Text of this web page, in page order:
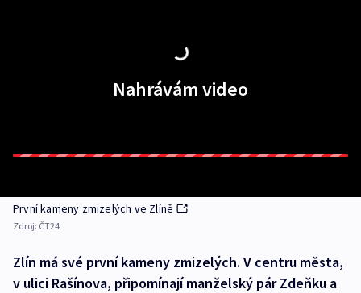
Nahrávám video
První kameny zmizelých ve Zlíně
Zdroj: ČT24
Zlín má své první kameny zmizelých. V centru města,
v ulici Rašínova, připomínají manželský pár Zdeňku a